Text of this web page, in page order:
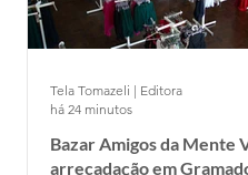
Bazar Amigos da Mente
arrecadação em
Tela Tomazeli | Editora
há 24 minutos